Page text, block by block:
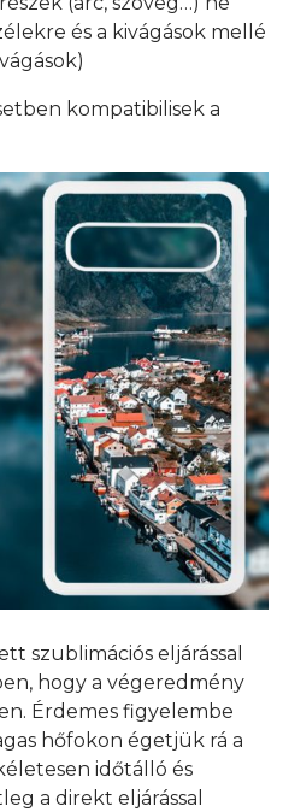
és a kivágások mellé
kompatibilisek a
szublimációs eljárással
hogy a végeredmény
Érdemes figyelembe
hőfokon égetjük rá a
időtálló és
a direkt eljárással